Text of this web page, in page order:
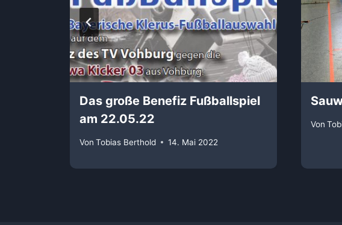
Das große Benefiz Fußballspiel
am 22.05.22
Von Tobias Berthold 14. Mai 2022
Von